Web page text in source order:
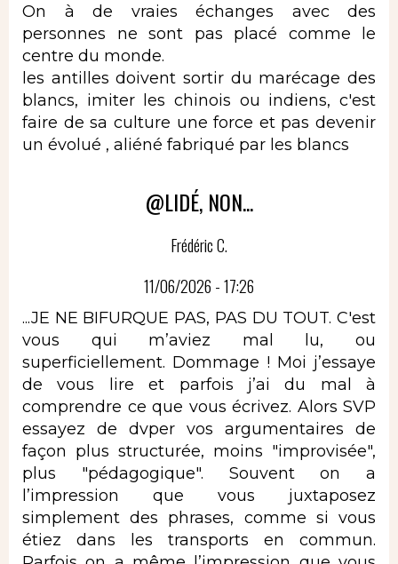
On à de vraies échanges avec des
personnes ne sont pas placé comme le
centre du monde.
les antilles doivent sortir du marécage des
blancs, imiter les chinois ou indiens, c'est
faire de sa culture une force et pas devenir
un évolué , aliéné fabriqué par les blancs
@LIDÉ, NON...
Frédéric C.
11/06/2026 - 17:26
...JE NE BIFURQUE PAS, PAS DU TOUT. C'est
vous qui m’aviez mal lu, ou
superficiellement. Dommage ! Moi j’essaye
de vous lire et parfois j’ai du mal à
comprendre ce que vous écrivez. Alors SVP
essayez de dvper vos argumentaires de
façon plus structurée, moins "improvisée",
plus "pédagogique". Souvent on a
l’impression que vous juxtaposez
simplement des phrases, comme si vous
étiez dans les transports en commun.